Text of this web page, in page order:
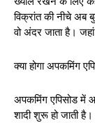
विक्रांत की नीचे अब
वो अंदर जाता है।
क्या होगा अपकमिंग
अपकमिंग एपिसोड में
शादी शुरू हो जाती